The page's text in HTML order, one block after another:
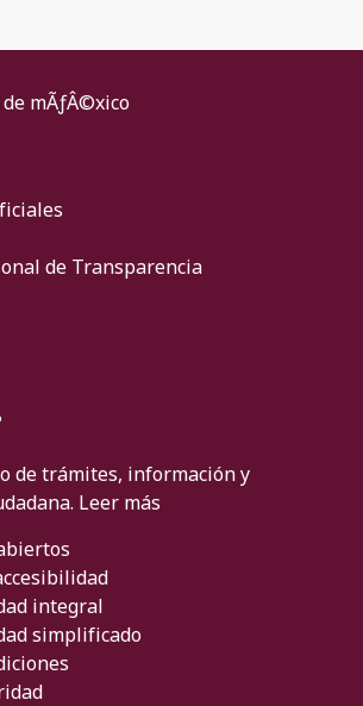
de Transparencia
de trámites, información y
Leer más
integral
simplificado